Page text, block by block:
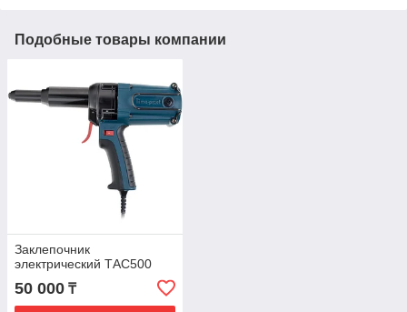
Подобные товары компании
Заклепочник
электрический ТАС500
50 000 ₸